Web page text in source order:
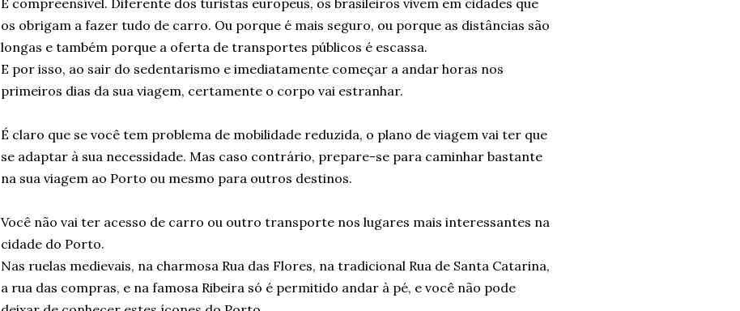
os obrigam a fazer tudo de carro. Ou porque é mais seguro, ou porque as distâncias são
longas e também porque a oferta de transportes públicos é escassa.
E por isso, ao sair do sedentarismo e imediatamente começar a andar horas nos
primeiros dias da sua viagem, certamente o corpo vai estranhar.
É claro que se você tem problema de mobilidade reduzida, o plano de viagem vai ter que
se adaptar à sua necessidade. Mas caso contrário, prepare-se para caminhar bastante
na sua viagem ao Porto ou mesmo para outros destinos.
Você não vai ter acesso de carro ou outro transporte nos lugares mais interessantes na
cidade do Porto.
Nas ruelas medievais, na charmosa Rua das Flores, na tradicional Rua de Santa Catarina,
a rua das compras, e na famosa Ribeira só é permitido andar à pé, e você não pode